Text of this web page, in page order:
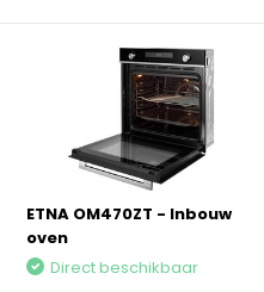
ETNA OM470ZT - Inbouw
oven
Direct beschikbaar